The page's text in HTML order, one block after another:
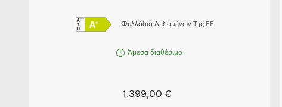
Φυλλάδιο Δεδομένων Της ΕΕ
Άμεσα διαθέσιμο
1.399,00 €